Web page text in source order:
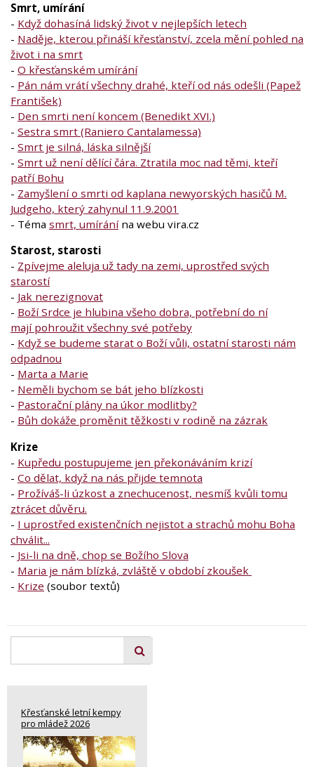
Smrt, umírání
- Když dohasíná lidský život v nejlepších letech
- Naděje, kterou přináší křesťanství, zcela mění pohled na
život i na smrt
- O křesťanském umírání
- Pán nám vrátí všechny drahé, kteří od nás odešli (Papež
František)
- Den smrti není koncem (Benedikt XVI.)
- Sestra smrt (Raniero Cantalamessa)
- Smrt je silná, láska silnější
- Smrt už není dělící čára. Ztratila moc nad těmi, kteří
patří Bohu
- Zamyšlení o smrti od kaplana newyorských hasičů M.
Judgeho, který zahynul 11.9.2001
- Téma smrt, umíránína webu vira.cz
Starost, starosti
- Zpívejme aleluja už tady na zemi, uprostřed svých
starostí
- Jak nerezignovat
- Boží Srdce je hlubina všeho dobra, potřební do ní
mají pohroužit všechny své potřeby
- Když se budeme starat o Boží vůli, ostatní starosti nám
odpadnou
- Marta a Marie
- Neměli bychom se bát jeho blízkosti
- Pastorační plány na úkor modlitby?
- Bůh dokáže proměnit těžkosti v rodině na zázrak
Krize
- Kupředu postupujeme jen překonáváním krizí
- Co dělat, když na nás přijde temnota
- Prožíváš-li úzkost a znechucenost, nesmíš kvůli tomu
ztrácet důvěru.
- I uprostřed existenčních nejistot a strachů mohu Boha
chválit...
- Jsi-li na dně, chop se Božího Slova
- Maria je nám blízká, zvláště v období zkoušek
- Krize (soubor textů)
Křesťanské letní kempy
pro mládež 2026